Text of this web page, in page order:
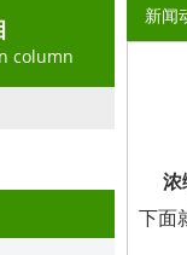
column
新闻
浓
下面